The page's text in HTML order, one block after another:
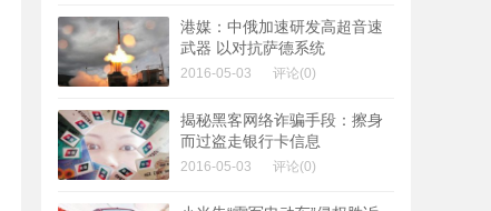
港媒：中俄加速研发高超音速
武器 以对抗萨德系统
2016-05-03 评论(0)
揭秘黑客网络诈骗手段：擦身
而过盗走银行卡信息
2016-05-03 评论(0)